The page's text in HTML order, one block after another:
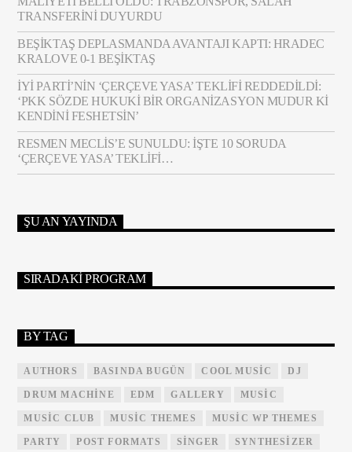
TRANSFERINI DUYURDU
BEŞIKTAŞ DEPLASMANDA AVANTAJI KAPTI: HRADEC
KRALOVE 0-1 BEŞIKTAŞ
İYİ PARTI’NIN ‘ÇERÇEVE YASA’ TEKLIFI REDDEDILDI:
‘PKK SÖZDE HUKUKI BIR ORGANIZASYON MUDUR KI
KENDINI FESHETSIN’
RESMEN MECLIS’E SUNULDU: İŞTE 10 SORUDA
‘ÇERÇEVE YASA’ TEKLIFI…
ŞU AN YAYINDA
SIRADAKI PROGRAM
BY TAG
AUTHORS BASINDA BUGÜN COOL MUSIC DJ
DRUM MACHINE EDM GALLERY MUSIC
MUSIC CLUB MUSIC THEMES MUSIC WP THEMES
PARTY POST FORMATS SINGER SYNTHESIZER